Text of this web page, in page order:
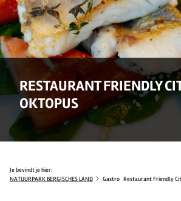
RESTAURANT FRIENDLY
OKTOPUS
Je bevindt je hier:
NATUURPARK BERGISCHES LAND
Gastro Restaurant Friendly